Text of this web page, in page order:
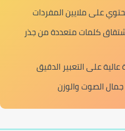
على ملايين المفردات
كلمات متعددة من جذر
عالية على التعبير الدقيق
جمال الصوت والوزن